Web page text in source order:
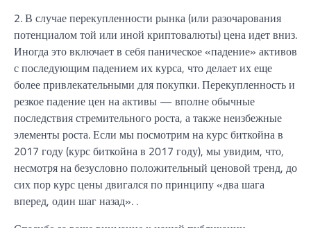
2. В случае перекупленности рынка (или разочарования
потенциалом той или иной криптовалюты) цена идет вниз.
Иногда это включает в себя паническое «падение» активов
с последующим падением их курса, что делает их еще
более привлекательными для покупки. Перекупленность и
резкое падение цен на активы — вполне обычные
последствия стремительного роста, а также неизбежные
элементы роста. Если мы посмотрим на курс биткойна в
2017 году (курс биткойна в 2017 году), мы увидим, что,
несмотря на безусловно положительный ценовой тренд, до
сих пор курс цены двигался по принципу «два шага
вперед, один шаг назад». .